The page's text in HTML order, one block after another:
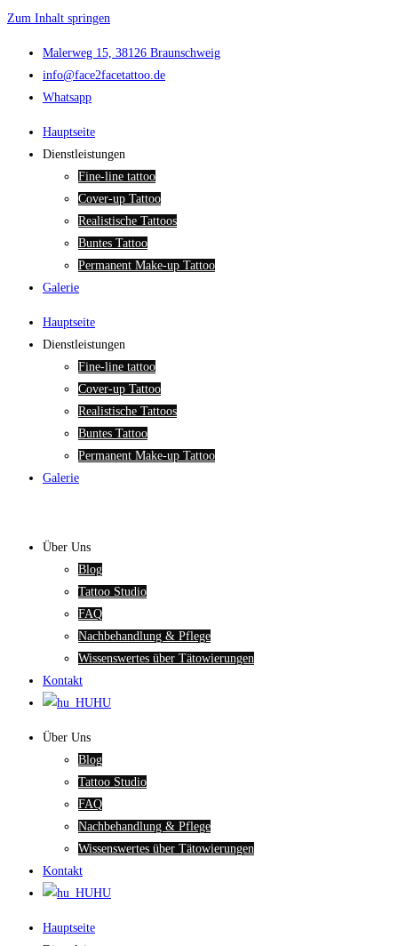
Zum Inhalt springen
Malerweg 15, 38126 Braunschweig
info@face2facetattoo.de
Whatsapp
Hauptseite
Dienstleistungen
Fine-line tattoo
Cover-up Tattoo
Realistische Tattoos
Buntes Tattoo
Permanent Make-up Tattoo
Galerie
Hauptseite
Dienstleistungen
Fine-line tattoo
Cover-up Tattoo
Realistische Tattoos
Buntes Tattoo
Permanent Make-up Tattoo
Galerie
Über Uns
Blog
Tattoo Studio
FAQ
Nachbehandlung & Pflege
Wissenswertes über Tätowierungen
Kontakt
HU
Über Uns
Blog
Tattoo Studio
FAQ
Nachbehandlung & Pflege
Wissenswertes über Tätowierungen
Kontakt
HU
Hauptseite